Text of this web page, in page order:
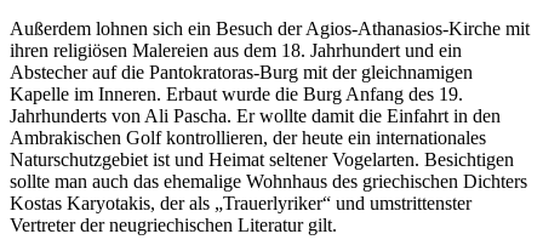
Außerdem lohnen sich ein Besuch der Agios-Athanasios-Kirche mit
ihren religiösen Malereien aus dem 18. Jahrhundert und ein
Abstecher auf die Pantokratoras-Burg mit der gleichnamigen
Kapelle im Inneren. Erbaut wurde die Burg Anfang des 19.
Jahrhunderts von Ali Pascha. Er wollte damit die Einfahrt in den
Ambrakischen Golf kontrollieren, der heute ein internationales
Naturschutzgebiet ist und Heimat seltener Vogelarten. Besichtigen
sollte man auch das ehemalige Wohnhaus des griechischen Dichters
Kostas Karyotakis, der als „Trauerlyriker“ und umstrittenster
Vertreter der neugriechischen Literatur gilt.